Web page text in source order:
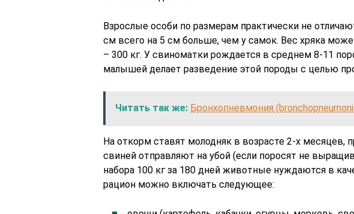
Взрослые особи по размерам практически не
см всего на 5 см больше, чем у самок. Вес хряка
– 300 кг. У свиноматки рождается в среднем 8-11
малышей делает разведение этой породы с целью
Читать так же: Бронхопневмония
На откорм ставят молодняк в возрасте 2-х
свиней отправляют на убой (если поросят не
набора 100 кг за 180 дней животные нуждаются в
рацион можно включать следующее: